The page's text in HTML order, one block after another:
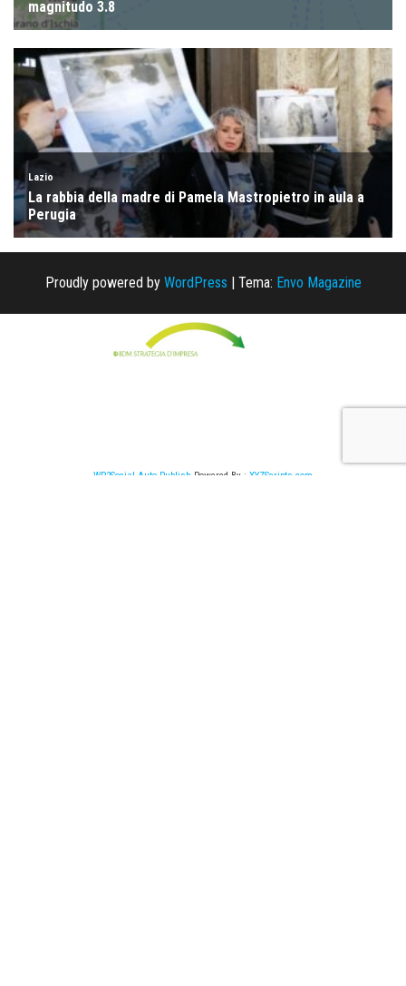
Proudly powered by WordPress | Tema: Envo Magazine
WP2Social Auto Publish Powered By : XYZScripts.com